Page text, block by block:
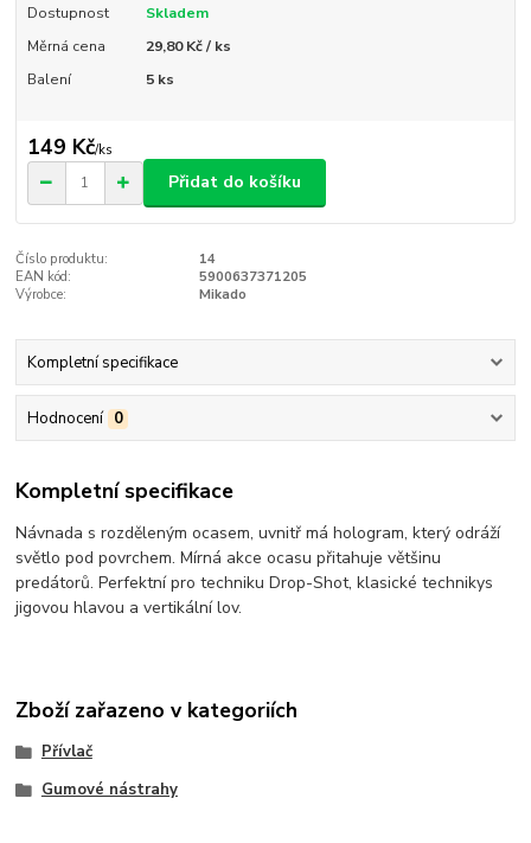
Dostupnost
Skladem
Měrná cena
29,80 Kč / ks
Balení
5 ks
149 Kč/ks
Přidat do košíku
Číslo produktu:
14
EAN kód:
5900637371205
Výrobce:
Mikado
Kompletní specifikace
Hodnocení 0
Kompletní specifikace
Návnada s rozděleným ocasem, uvnitř má hologram, který odráží
světlo pod povrchem. Mírná akce ocasu přitahuje většinu
predátorů. Perfektní pro techniku Drop-Shot, klasické technikys
jigovou hlavou a vertikální lov.
Zboží zařazeno v kategoriích
Přívlač
Gumové nástrahy